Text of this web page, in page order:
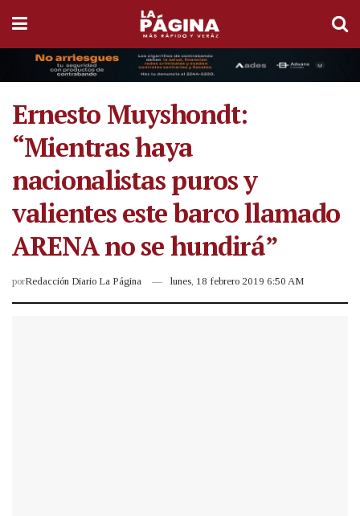
Ernesto Muyshondt:
“Mientras haya
nacionalistas puros y
valientes este barco llamado
ARENA no se hundirá”
porRedacción Diario La Página lunes, 18 febrero 2019 6:50 AM